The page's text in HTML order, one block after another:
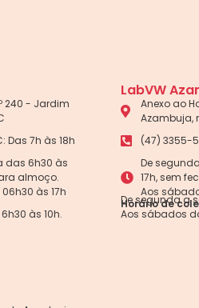
240 - Jardim
Das 7h às 18h
das 6h30 às
almoço.
às 17h
às 10h.
LabVW
Anexo ao
Azambuja,
(47) 3355-
De
17h, sem
Aos
Horário de
De segunda a
Aos sábados